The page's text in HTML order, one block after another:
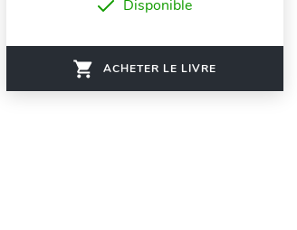
Disponible
ACHETER LE LIVRE